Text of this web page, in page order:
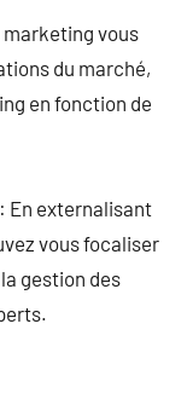
vous
du marché,
en fonction de
En externalisant
vous focaliser
gestion des